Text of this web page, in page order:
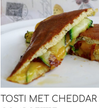
TOSTI MET CHEDDAR